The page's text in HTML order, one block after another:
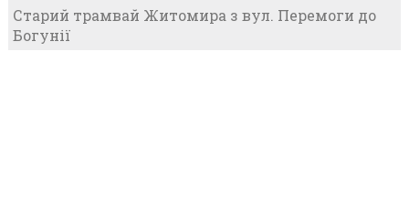
Старий трамвай Житомира з вул. Перемоги до
Богунії